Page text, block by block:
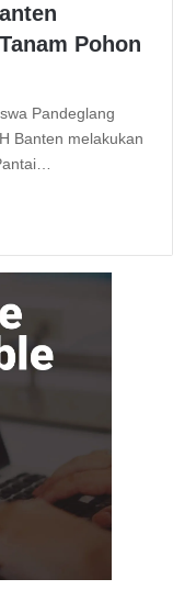
Pohon
Pandeglang
Banten melakukan